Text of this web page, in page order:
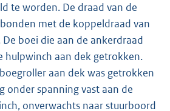
te worden. De draad van de
met de koppeldraad van
boei die aan de ankerdraad
hulpwinch aan dek getrokken.
aan dek was getrokken
onder spanning vast aan de
onverwachts naar stuurboord